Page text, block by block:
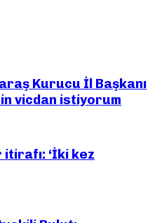
Kurucu İl Başkanı
vicdan istiyorum
‘İki kez